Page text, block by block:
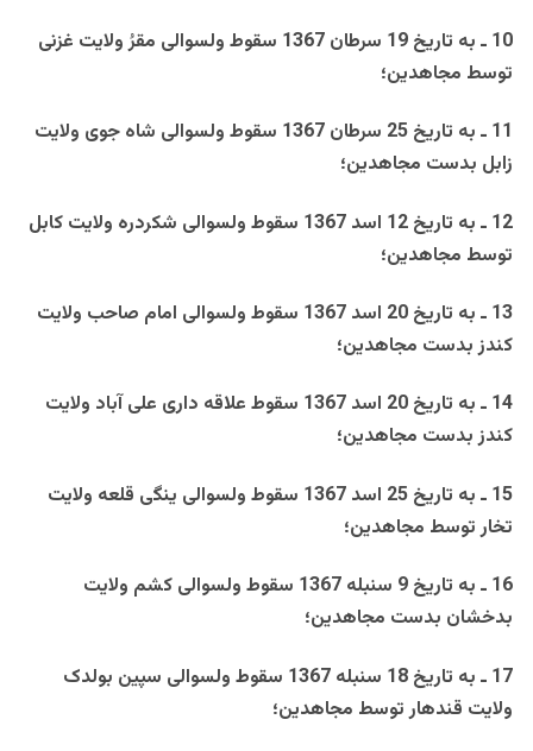
10 ـ به تاريخ 19 سرطان 1367 سقوط ولسوالی مقرُ ولايت غزنی
توسط مجاهدين؛
11 ـ به تاريخ 25 سرطان 1367 سقوط ولسوالی شاه جوی ولايت
زابل بدست مجاهدين؛
12 ـ به تاريخ 12 اسد 1367 سقوط ولسوالی شکردره ولايت کابل
توسط مجاهدين؛
13 ـ به تاريخ 20 اسد 1367 سقوط ولسوالی امام صاحب ولايت
کندز بدست مجاهدين؛
14 ـ به تاريخ 20 اسد 1367 سقوط علاقه داری علی آباد ولايت
کندز بدست مجاهدين؛
15 ـ به تاريخ 25 اسد 1367 سقوط ولسوالی ينگی قلعه ولايت
تخار توسط مجاهدين؛
16 ـ به تاريخ 9 سنبله 1367 سقوط ولسوالی کشم ولايت
بدخشان بدست مجاهدين؛
17 ـ به تاريخ 18 سنبله 1367 سقوط ولسوالی سپين بولدک
ولايت قندهار توسط مجاهدين؛